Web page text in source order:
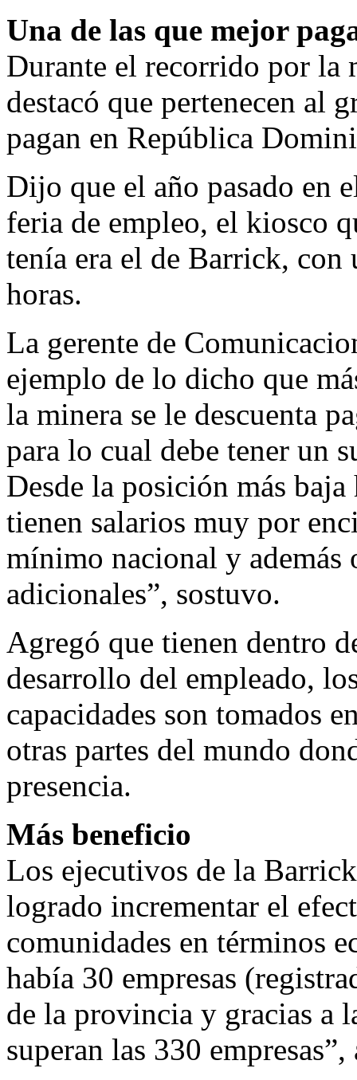
Una de las que mejor
Durante el recorrido por la
destacó que pertenecen al
pagan en República
Dijo que el año pasado en
feria de empleo, el kiosco
tenía era el de Barrick, con
horas.
La gerente de
ejemplo de lo dicho que
la minera se le descuenta
para lo cual debe tener un
Desde la posición más
tienen salarios muy por
mínimo nacional y además
adicionales”, sostuvo.
Agregó que tienen dentro
desarrollo del empleado,
capacidades son tomados
otras partes del mundo
presencia.
Más beneficio
Los ejecutivos de la
logrado incrementar el
comunidades en términos
había 30 empresas
de la provincia y gracias a
superan las 330